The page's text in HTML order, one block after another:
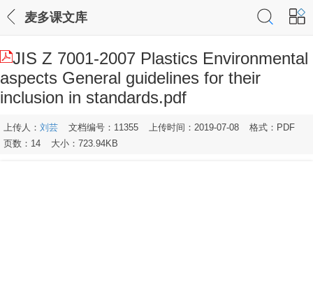
麦多课文库
JIS Z 7001-2007 Plastics Environmental
aspects General guidelines for their
inclusion in standards.pdf
上传人： 刘芸 文档编号：11355 上传时间：2019-07-08
格式：PDF
页数：14
大小：723.94KB